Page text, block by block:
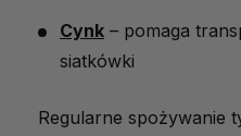
Cynk – pomaga
siatkówki
Regularne spożywanie